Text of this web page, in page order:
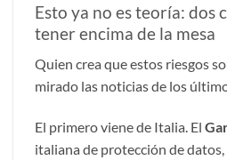
Esto ya no es teoría: dos
tener encima de la mesa
Quien crea que estos riesgos
mirado las noticias de los
El primero viene de Italia. El
italiana de protección de datos,